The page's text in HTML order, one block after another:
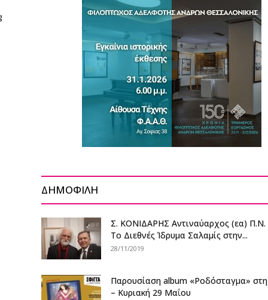
ΔΗΜΟΦΙΛΗ
Σ. ΚΟΝΙΔΑΡΗΣ Αντιναύαρχος (εα) Π.Ν.
Το Διεθνές Ίδρυμα Σαλαμίς στην...
28/11/2019
Παρουσίαση album «Ροδόσταγμα»
– Κυριακή 29 Μαΐου